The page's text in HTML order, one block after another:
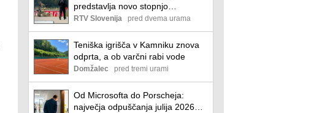
predstavlja novo stopnjo
nevarnosti". Primer prevzelo
zvezno tožilstvo.
RTV Slovenija pred dvema urama
Teniška igrišča v Kamniku znova
odprta, a ob varčni rabi vode
Domžalec pred tremi urami
Od Microsofta do Porscheja:
največja odpuščanja julija 2026